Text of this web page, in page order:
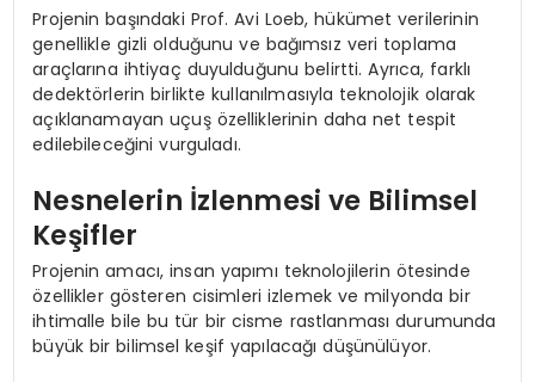
Projenin başındaki Prof. Avi Loeb, hükümet verilerinin
genellikle gizli olduğunu ve bağımsız veri toplama
araçlarına ihtiyaç duyulduğunu belirtti. Ayrıca, farklı
dedektörlerin birlikte kullanılmasıyla teknolojik olarak
açıklanamayan uçuş özelliklerinin daha net tespit
edilebileceğini vurguladı.
Nesnelerin İzlenmesi ve Bilimsel
Keşifler
Projenin amacı, insan yapımı teknolojilerin ötesinde
özellikler gösteren cisimleri izlemek ve milyonda bir
ihtimalle bile bu tür bir cisme rastlanması durumunda
büyük bir bilimsel keşif yapılacağı düşünülüyor.